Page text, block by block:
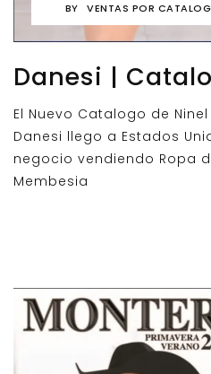
BY
VENTAS POR
Danesi |
El Nuevo Catalogo de
Danesi llego a Estados
negocio vendiendo Ropa
Membesia